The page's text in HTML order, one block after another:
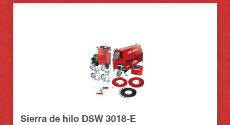
Sierra de hilo DSW 3018-E